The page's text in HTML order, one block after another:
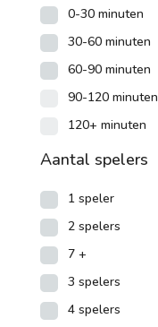
0-30 minuten
30-60 minuten
60-90 minuten
90-120 minuten
120+ minuten
Aantal spelers
1 speler
2 spelers
7 +
3 spelers
4 spelers